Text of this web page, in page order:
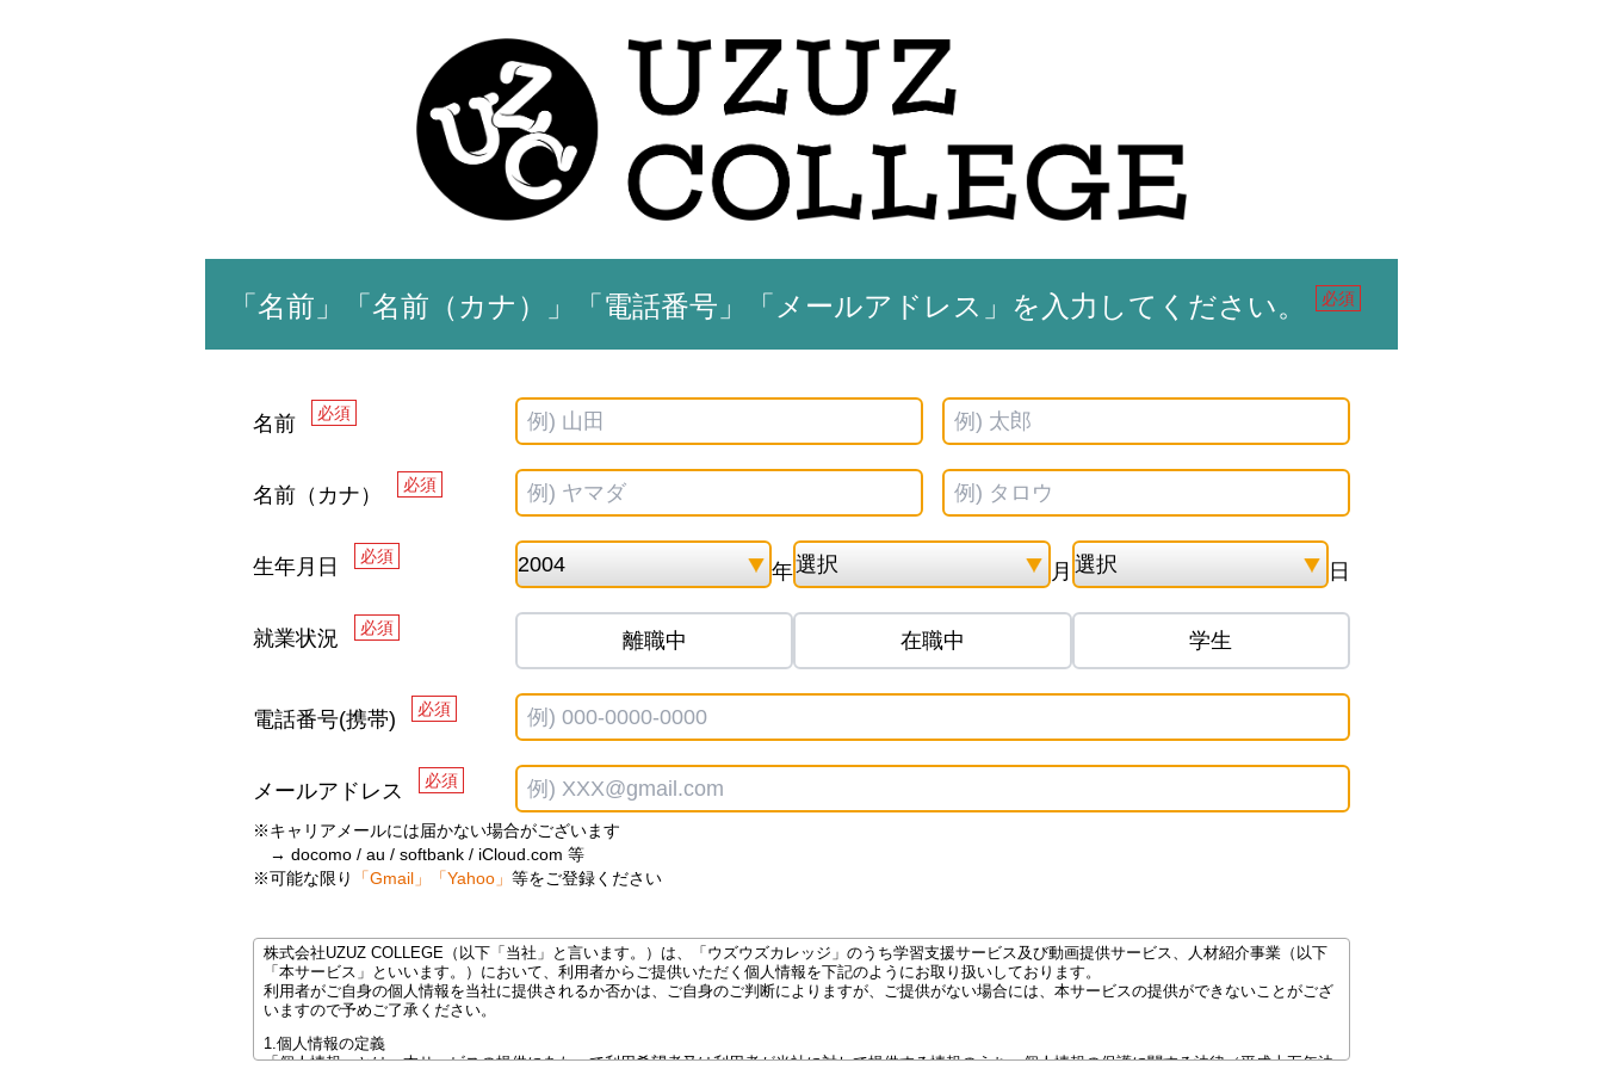
「名前」「名前（カナ）」「電話番号」「メールアドレス」を入力してください。 必須
名前 必須
名前（カナ） 必須
生年月日 必須
年 月 日
就業状況 必須
離職中 在職中 学生
電話番号(携帯) 必須
メールアドレス 必須
※キャリアメールには届かない場合がございます
→ docomo / au / softbank / iCloud.com 等
※可能な限り
「Gmail」「Yahoo」 等をご登録ください
株式会社UZUZ COLLEGE（以下「当社」と言います。）は、「ウズウズカレッジ」のうち学習支援サービス及び動画提供サービス、人材紹介事業（以下
「本サービス」といいます。）において、利用者からご提供いただく個人情報を下記のようにお取り扱いしております。
利用者がご自身の個人情報を当社に提供されるか否かは、ご自身のご判断によりますが、ご提供がない場合には、本サービスの提供ができないことがござ
いますので予めご了承ください。
1.個人情報の定義
「個人情報」とは、本サービスの提供にあたって利用希望者又は利用者が当社に対して提供する情報のうち、個人情報の保護に関する法律（平成十五年法